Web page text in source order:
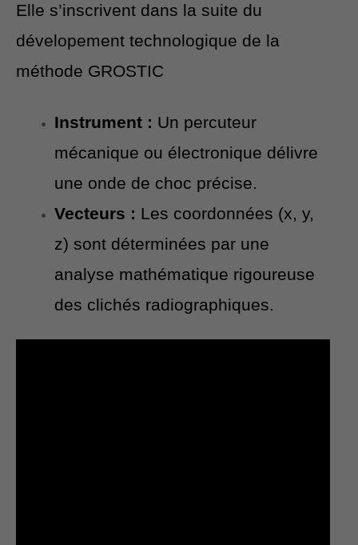
Elle s’inscrivent dans la suite du
dévelopement technologique de la
méthode GROSTIC
Instrument : Un percuteur
mécanique ou électronique délivre
une onde de choc précise.
Vecteurs : Les coordonnées (x, y,
z) sont déterminées par une
analyse mathématique rigoureuse
des clichés radiographiques.